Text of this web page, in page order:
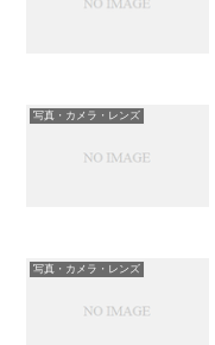
写真・カメラ・レンズ
写真・カメラ・レンズ